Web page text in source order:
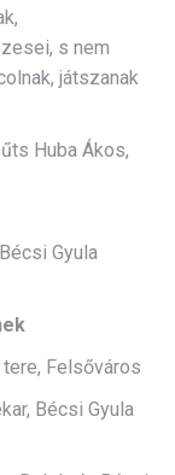
s nem
játszanak
Huba Ákos,
Gyula
Felsőváros
Bécsi Gyula